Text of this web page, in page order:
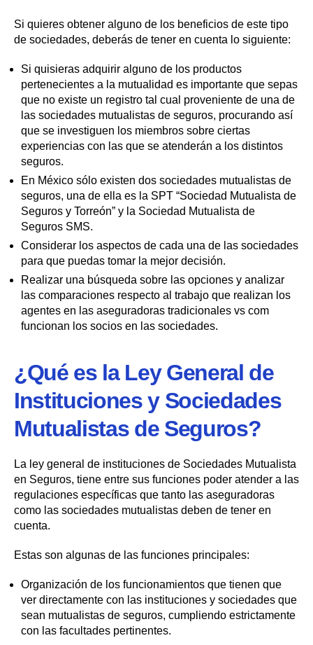
Si quieres obtener alguno de los beneficios de este tipo
de sociedades, deberás de tener en cuenta lo siguiente:
Si quisieras adquirir alguno de los productos
pertenecientes a la mutualidad es importante que sepas
que no existe un registro tal cual proveniente de una de
las sociedades mutualistas de seguros, procurando así
que se investiguen los miembros sobre ciertas
experiencias con las que se atenderán a los distintos
seguros.
En México sólo existen dos sociedades mutualistas de
seguros, una de ella es la SPT “Sociedad Mutualista de
Seguros y Torreón” y la Sociedad Mutualista de
Seguros SMS.
Considerar los aspectos de cada una de las sociedades
para que puedas tomar la mejor decisión.
Realizar una búsqueda sobre las opciones y analizar
las comparaciones respecto al trabajo que realizan los
agentes en las aseguradoras tradicionales vs com
funcionan los socios en las sociedades.
¿Qué es la Ley General de
Instituciones y Sociedades
Mutualistas de Seguros?
La ley general de instituciones de Sociedades Mutualista
en Seguros, tiene entre sus funciones poder atender a las
regulaciones específicas que tanto las aseguradoras
como las sociedades mutualistas deben de tener en
cuenta.
Estas son algunas de las funciones principales:
Organización de los funcionamientos que tienen que
ver directamente con las instituciones y sociedades que
sean mutualistas de seguros, cumpliendo estrictamente
con las facultades pertinentes.